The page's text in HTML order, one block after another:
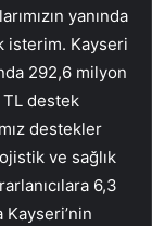
yanında
isterim. Kayseri
292,6 milyon
TL destek
destekler
ve sağlık
6,3